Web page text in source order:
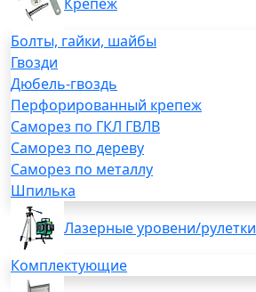
Крепеж
Болты, гайки, шайбы
Гвозди
Дюбель-гвоздь
Перфорированный крепеж
Саморез по ГКЛ ГВЛВ
Саморез по дереву
Саморез по металлу
Шпилька
Лазерные уровени/рулетки
Комплектующие